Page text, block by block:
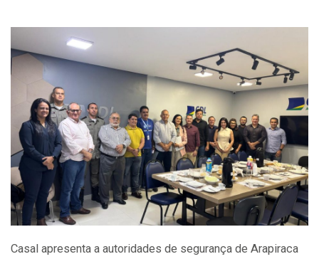
Casal apresenta a autoridades de segurança de Arapiraca